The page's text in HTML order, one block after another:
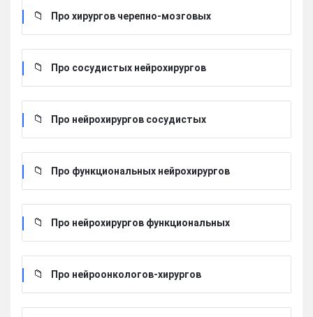
Про хирургов черепно-мозговых
Про сосудистых нейрохирургов
Про нейрохирургов сосудистых
Про функциональных нейрохирургов
Про нейрохирургов функциональных
Про нейроонкологов-хирургов